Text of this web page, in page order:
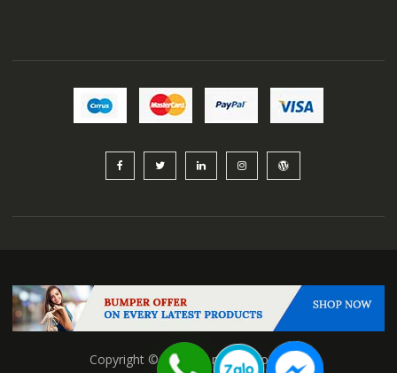
Copyright © All Right nguyenhoangcat